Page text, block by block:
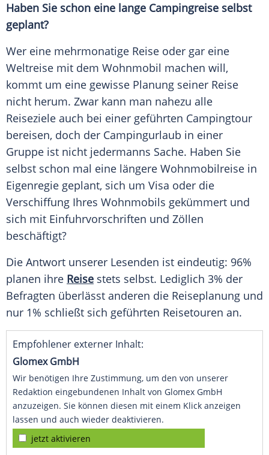
Haben Sie schon eine lange Campingreise selbst
geplant?
Wer eine mehrmonatige Reise oder gar eine
Weltreise mit dem Wohnmobil machen will,
kommt um eine gewisse Planung seiner Reise
nicht herum. Zwar kann man nahezu alle
Reiseziele auch bei einer geführten Campingtour
bereisen, doch der Campingurlaub in einer
Gruppe ist nicht jedermanns Sache. Haben Sie
selbst schon mal eine längere Wohnmobilreise in
Eigenregie geplant, sich um Visa oder die
Verschiffung Ihres Wohnmobils gekümmert und
sich mit Einfuhrvorschriften und Zöllen
beschäftigt?
Die Antwort unserer Lesenden ist eindeutig: 96%
planen ihre Reise stets selbst. Lediglich 3% der
Befragten überlässt anderen die Reiseplanung und
nur 1% schließt sich geführten Reisetouren an.
Empfohlener externer Inhalt:
Glomex GmbH
Wir benötigen Ihre Zustimmung, um den von unserer
Redaktion eingebundenen Inhalt von Glomex GmbH
anzuzeigen. Sie können diesen mit einem Klick anzeigen
lassen und auch wieder deaktivieren.
jetzt aktivieren